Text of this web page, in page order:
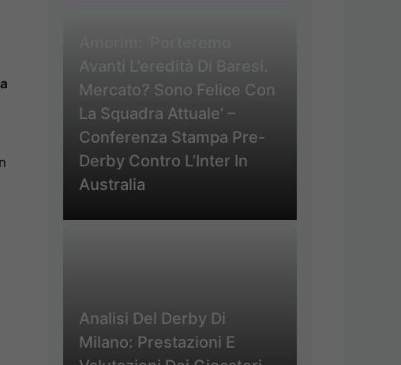
Avanti L’eredità Di Baresi.
Mercato? Sono Felice Con
La Squadra Attuale’ –
Conferenza Stampa Pre-
Derby Contro L’Inter In
Australia
Analisi Del Derby Di
Milano: Prestazioni E